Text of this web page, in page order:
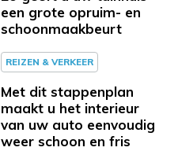
een grote opruim- en
schoonmaakbeurt
REIZEN & VERKEER
Met dit stappenplan
maakt u het interieur
van uw auto eenvoudig
weer schoon en fris